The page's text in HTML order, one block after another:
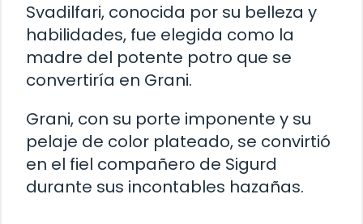
Svadilfari, conocida por su belleza y
habilidades, fue elegida como la
madre del potente potro que se
convertiría en Grani.
Grani, con su porte imponente y su
pelaje de color plateado, se convirtió
en el fiel compañero de Sigurd
durante sus incontables hazañas.